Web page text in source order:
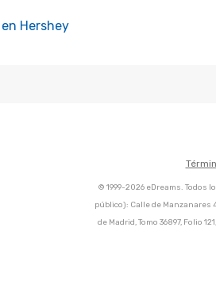
Hershey
© 1999-2026 eDreams. Todos
público): Calle de Manzanares
de Madrid, Tomo 36897, Folio